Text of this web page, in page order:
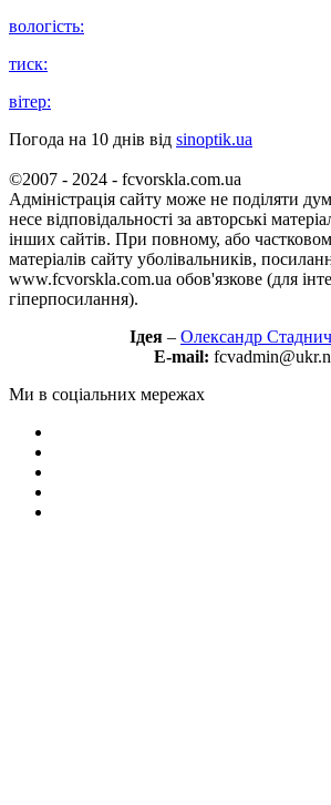
вологість:
тиск:
вітер:
Погода на 10 днів від sinoptik.ua
©2007 - 2024 - fcvorskla.com.ua
Адміністрація сайту може не поділяти
несе відповідальності за авторські
інших сайтів. При повному, або
матеріалів сайту уболівальників,
www.fcvorskla.com.ua обов'язкове (для
гіперпосилання).
Ідея – Олександр
E-mail:
Ми в соціальних мережах